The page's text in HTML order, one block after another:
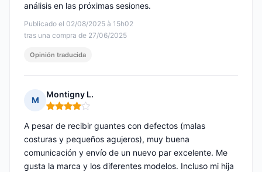
Publicado el 02/08/2025 à 15h02
tras una compra de 27/06/2025
análisis en las próximas sesiones.
Opinión traducida
M
Montigny L.
Nota: 4 de 5
A pesar de recibir guantes con defectos (malas
costuras y pequeños agujeros), muy buena
comunicación y envío de un nuevo par excelente. Me
gusta la marca y los diferentes modelos. Incluso mi hija